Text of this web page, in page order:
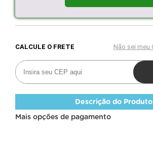
Descrição do Produto
Mais opções de pagamento